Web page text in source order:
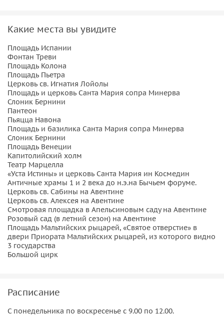
спустимся в Большой цирк или Циркус Максимус, который
называли одной из трёх лучших построек Древнего Рима.
Важно знать:
– Экскурсия полностью пешеходная, не забудьте надеть
удобную обувь и взять головной убор.
– Рекомендуется взять с собой воду.
Какие места вы увидите
Площадь Испании
Фонтан Треви
Площадь Колона
Площадь Пьетра
Церковь св. Игнатия Лойолы
Площадь и церковь Санта Мария сопра Минерва
Слоник Бернини
Пантеон
Пьяцца Навона
Площадь и базилика Санта Мария сопра Минерва
Слоник Бернини
Площадь Венеции
Капитолийский холм
Театр Марцелла
«Уста Истины» и церковь Санта Мария ин Космедин
Античные храмы 1 и 2 века до н.э.на Бычьем форуме.
Церковь св. Сабины на Авентине
Церковь св. Алексея на Авентине
Смотровая площадка в Апельсиновым саду на Авентине
Розовый сад (в летний сезон) на Авентине
Площадь Мальтийских рыцарей, «Святое отверстие» в
двери Приората Мальтийских рыцарей, из которого видно
3 государства
Большой цирк
Расписание
С понедельника по воскресенье с 9.00 по 12.00.